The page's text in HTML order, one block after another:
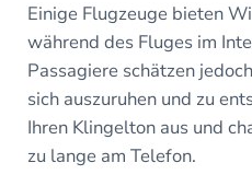
Einige Flugzeuge bieten
während des Fluges im
Passagiere schätzen
sich auszuruhen und zu
Ihren Klingelton aus und
zu lange am Telefon.